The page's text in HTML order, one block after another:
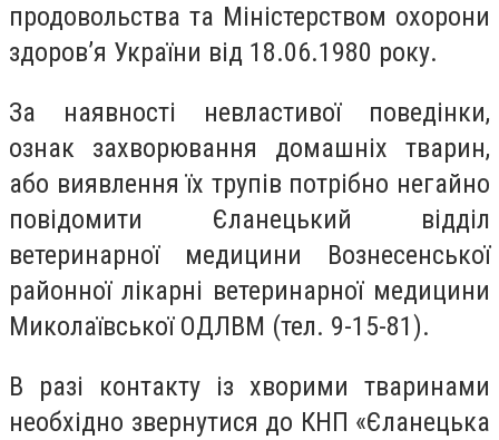
продовольства та Міністерством охорони
здоров’я України від 18.06.1980 року.
За наявності невластивої поведінки,
ознак захворювання домашніх тварин,
або виявлення їх трупів потрібно негайно
повідомити Єланецький відділ
ветеринарної медицини Вознесенської
районної лікарні ветеринарної медицини
Миколаївської ОДЛВМ (тел. 9-15-81).
В разі контакту із хворими тваринами
необхідно звернутися до КНП «Єланецька